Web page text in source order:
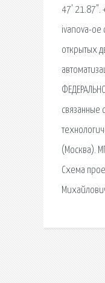
47' 21.87".
ivanova-oe
открытых
связанные
(Москва).
Схема